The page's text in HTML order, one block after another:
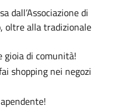
dall’Associazione di
oltre alla tradizionale
gioia di comunità!
shopping nei negozi